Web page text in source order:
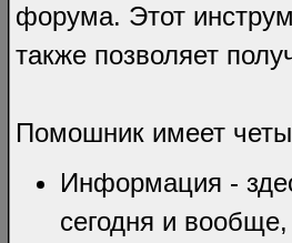
форума. Этот
также позволяет
Помошник имеет
Информация -
сегодня и